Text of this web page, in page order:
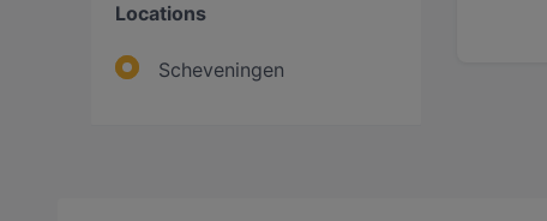
Locations
Scheveningen